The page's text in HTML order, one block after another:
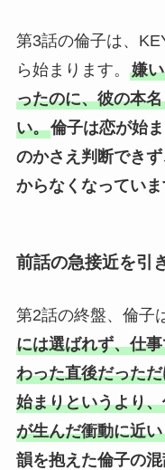
第3話の倫子は、
ら始まります。 嫌
ったのに、彼の本
い。倫子は恋が始
のかさえ判断でき
からなくなっていま
前話の急接近を引
第2話の終盤、倫子
には選ばれず、仕
わった直後だった
始まりというより
が生んだ衝動に近
韻を抱えた倫子の混